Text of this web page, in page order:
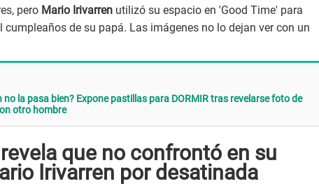
pero Mario Irivarren utilizó su espacio en 'Good Time' para
cumpleaños de su papá. Las imágenes no lo dejan ver con un
no la pasa bien? Expone pastillas para DORMIR tras revelarse foto de
otro hombre
que no confrontó en su
Irivarren por desatinada